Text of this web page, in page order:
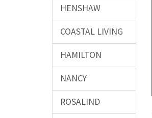
HENSHAW
COASTAL LIVING
HAMILTON
NANCY
ROSALIND